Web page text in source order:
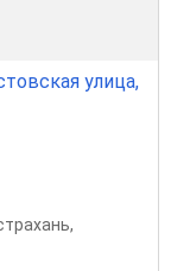
улица,
,